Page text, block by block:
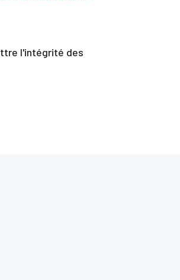
l'intégrité des